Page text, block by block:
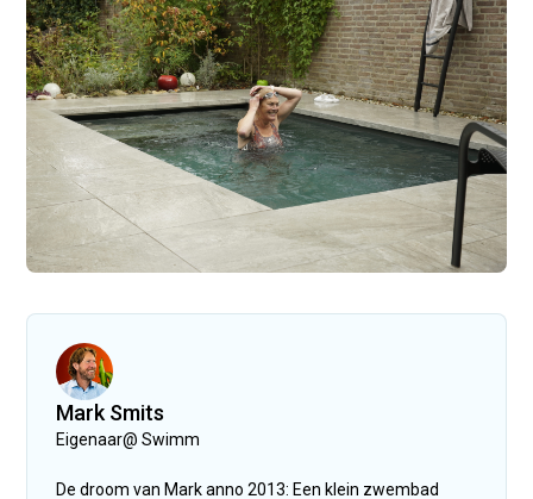
Mark Smits
Eigenaar@Swimm
De droom van Mark anno 2013: Een klein zwembad